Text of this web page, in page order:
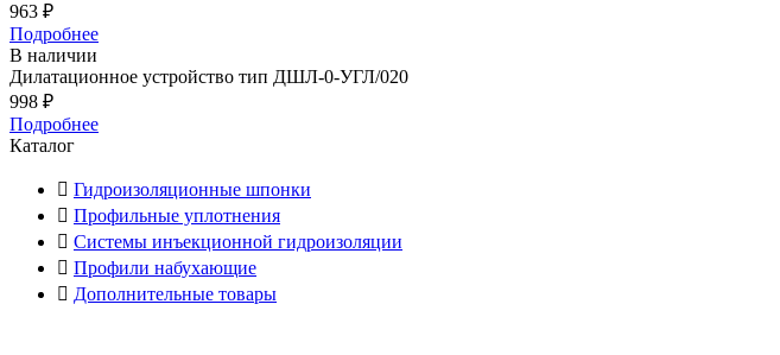
963 ₽
Подробнее
В наличии
Дилатационное устройство тип ДШЛ-0-УГЛ/020
998 ₽
Подробнее
Каталог
Гидроизоляционные шпонки
Профильные уплотнения
Системы инъекционной гидроизоляции
Профили набухающие
Дополнительные товары